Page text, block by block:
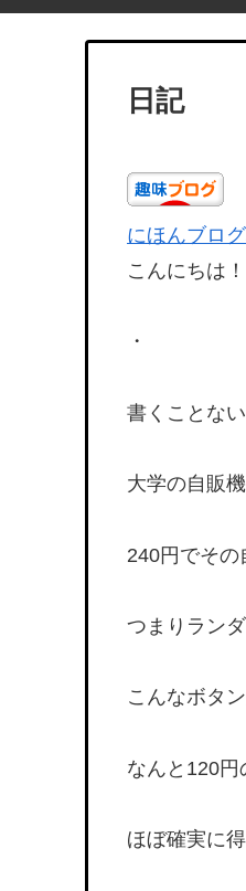
日記
にほんブロ
こんにちは！
・
書くことな
大学の自販
240円でその
つまりラン
こんなボタ
なんと120円
ほぼ確実に得